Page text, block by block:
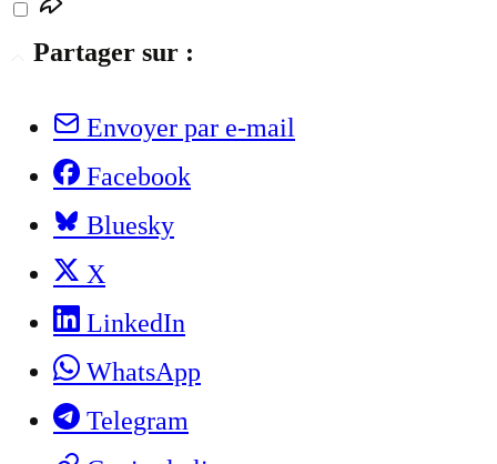
Partager sur :
Envoyer par e-mail
Facebook
Bluesky
X
LinkedIn
WhatsApp
Telegram